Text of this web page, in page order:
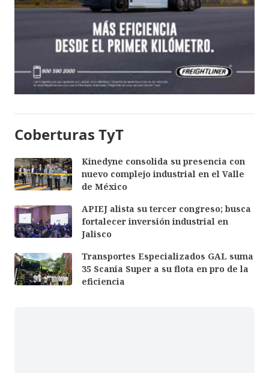
Coberturas TyT
Kinedyne consolida su presencia con
nuevo complejo industrial en el Valle
de México
APIEJ alista su tercer congreso; busca
fortalecer inversión industrial en
Jalisco
Transportes Especializados GAL suma
35 Scania Super a su flota en pro de la
eficiencia